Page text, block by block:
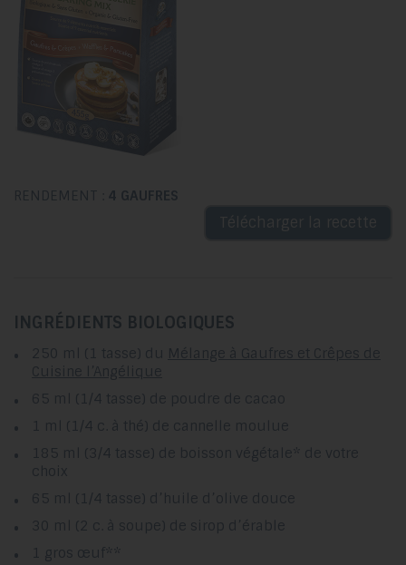
RENDEMENT : 4 GAUFRES
INGRÉDIENTS BIOLOGIQUES
250 ml (1 tasse) du Mélange à Gaufres et Crêpes de
Cuisine l’Angélique
65 ml (1/4 tasse) de poudre de cacao
1 ml (1/4 c. à thé) de cannelle moulue
185 ml (3/4 tasse) de boisson végétale* de votre
choix
65 ml (1/4 tasse) d’huile d’olive douce
30 ml (2 c. à soupe) de sirop d’érable
1 gros œuf**